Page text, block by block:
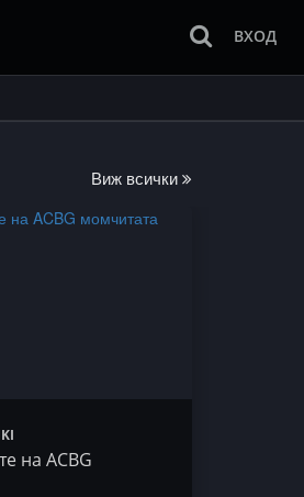
ВХОД
Виж всички
на ACBG